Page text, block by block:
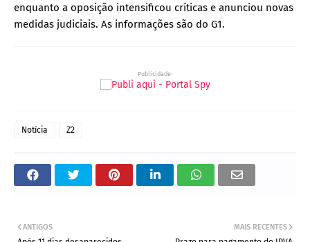
enquanto a oposição intensificou críticas e anunciou novas
medidas judiciais. As informações são do G1.
Publicidade:
Notícia Z2
MAIS RECENTES
ANTIGOS